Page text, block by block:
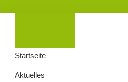
Startseite
Aktuelles